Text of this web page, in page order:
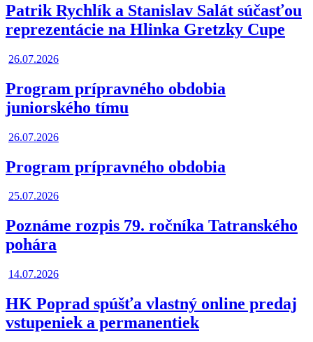
Patrik Rychlík a Stanislav Salát súčasťou
reprezentácie na Hlinka Gretzky Cupe
26.07.2026
Program prípravného obdobia
juniorského tímu
26.07.2026
Program prípravného obdobia
25.07.2026
Poznáme rozpis 79. ročníka Tatranského
pohára
14.07.2026
HK Poprad spúšťa vlastný online predaj
vstupeniek a permanentiek